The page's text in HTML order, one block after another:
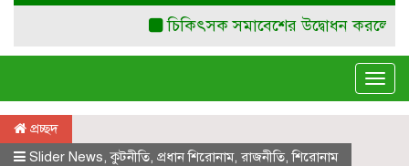
চিকিৎসক সমাবেশের উদ্বোধন করলেন
প্রচ্ছদ
Slider News,কুটনীতি, প্রধান শিরোনাম, রাজনীতি,শিরোনাম